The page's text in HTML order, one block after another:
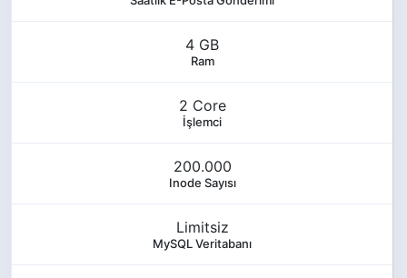
4 GB
Ram
2 Core
İşlemci
200.000
Inode Sayısı
Limitsiz
MySQL Veritabanı